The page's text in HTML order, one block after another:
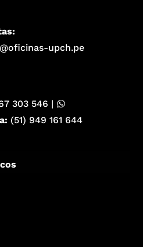
upch.pe
303 546 |
(51) 949 161 644